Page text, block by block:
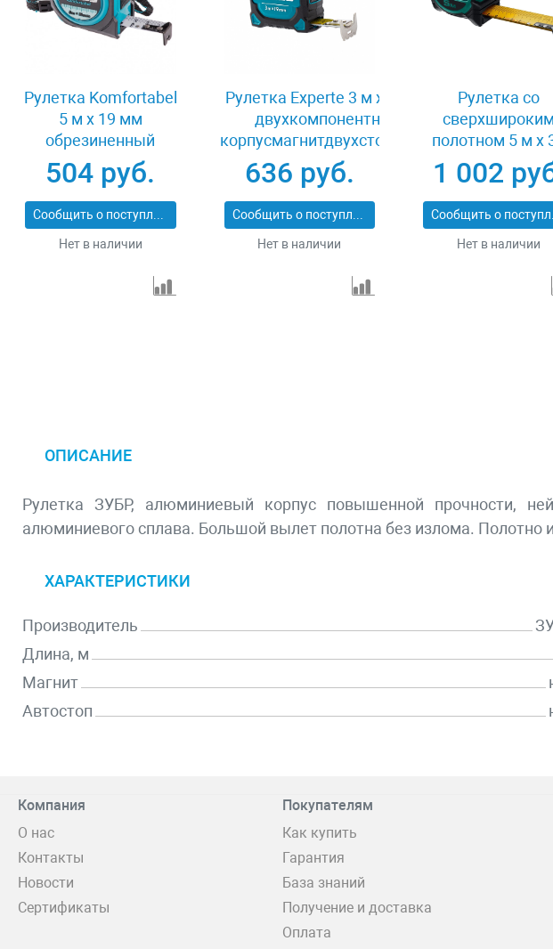
Рулетка Komfortabel
5 м х 19 мм
обрезиненный
корпус Gross 32561
504 руб.
Сообщить о поступлении
Нет в наличии
Рулетка Experte 3 м x 19 мм
двухкомпонентный
корпусмагнитдвухсторонняя
разметканейлон Gross
32574
636 руб.
Сообщить о поступлении
Нет в наличии
Рулетка со
сверхшироким
полотном 5 м х
мм Kraftool
34127-5
1 002
Нет в наличии
ОПИСАНИЕ
Рулетка ЗУБР, алюминиевый корпус повышенной прочности,
алюминиевого сплава. Большой вылет полотна без излома.
ХАРАКТЕРИСТИКИ
Производитель
Длина, м
Магнит
Автостоп
Компания
О нас
Контакты
Новости
Сертификаты
Покупателям
Как купить
Гарантия
База знаний
Получение и доставка
Оплата